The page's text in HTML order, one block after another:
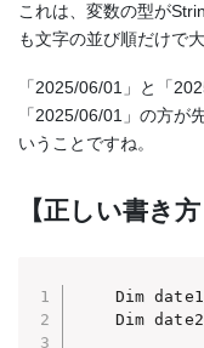
これは、変数の型が
も文字の並び順だけで
「2025/06/01」と「
「2025/06/01」の方が
いうことですね。
【正しい書き
Dim
Dim